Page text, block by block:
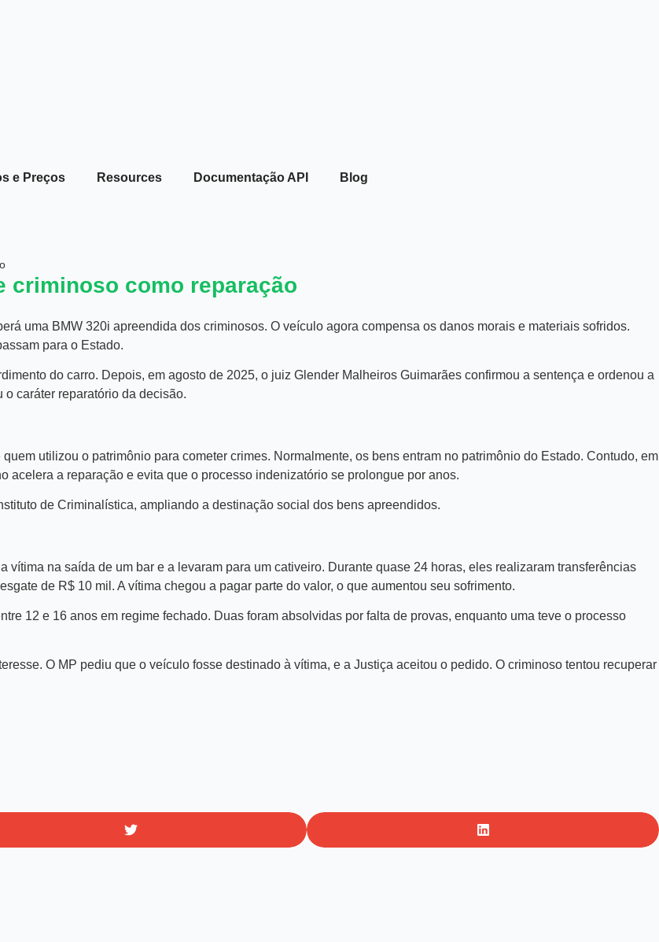
e Preços Resources Documentação API Blog
criminoso como reparação
uma BMW 320i apreendida dos criminosos. O veículo agora compensa os danos morais e materiais sofridos.
para o Estado.
do carro. Depois, em agosto de 2025, o juiz Glender Malheiros Guimarães confirmou a sentença e ordenou a
caráter reparatório da decisão.
utilizou o patrimônio para cometer crimes. Normalmente, os bens entram no patrimônio do Estado. Contudo, em
a reparação e evita que o processo indenizatório se prolongue por anos.
de Criminalística, ampliando a destinação social dos bens apreendidos.
na saída de um bar e a levaram para um cativeiro. Durante quase 24 horas, eles realizaram transferências
de R$ 10 mil. A vítima chegou a pagar parte do valor, o que aumentou seu sofrimento.
12 e 16 anos em regime fechado. Duas foram absolvidas por falta de provas, enquanto uma teve o processo
O MP pediu que o veículo fosse destinado à vítima, e a Justiça aceitou o pedido. O criminoso tentou recuperar